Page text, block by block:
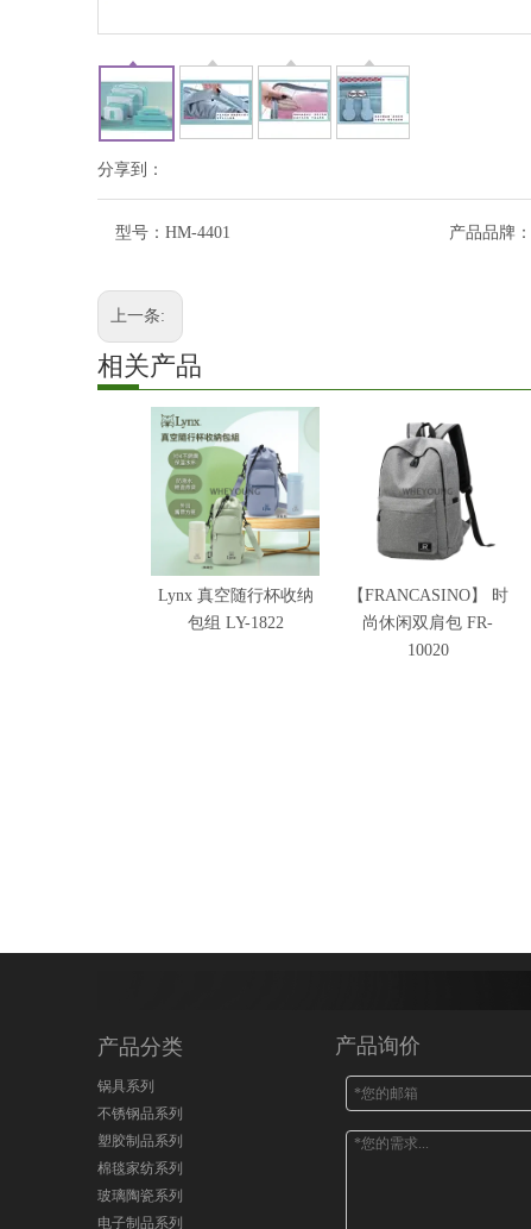
分享到：
型号： HM-4401 产品品牌：
上一条:
相关产品
Lynx 真空随行杯收纳
包组 LY-1822
【FRANCASINO】 时
尚休闲双肩包 FR-
10020
产品分类
锅具系列
不锈钢品系列
塑胶制品系列
棉毯家纺系列
玻璃陶瓷系列
电子制品系列
产品询价